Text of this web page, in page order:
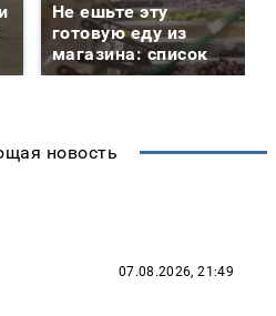
Не ешьте эту
готовую еду из
магазина: список
новость
07.08.2026, 21:49